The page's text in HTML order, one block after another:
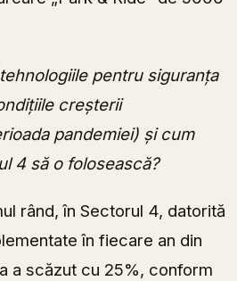
pentru siguranța
creșterii
pandemiei) și cum
4 să o folosească?
rând, în Sectorul 4, datorită
în fiecare an din
a scăzut cu 25%, conform